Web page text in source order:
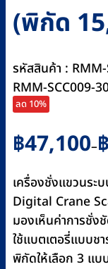
(พิกัด
รหัสสินค้า :
RMM-SCC009-
ลด 10%
฿47,100–฿
Price
range:
฿47,100
through
฿99,100
เครื่องชั่งแขวนระ
Digital Crane
มองเห็นค่าการชั่ง
ใช้แบตเตอรี่แบบช
พิกัดให้เลือก 3 แบ